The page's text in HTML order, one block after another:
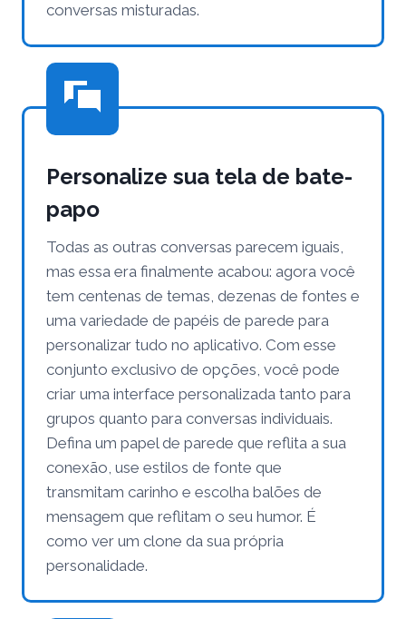
conversas misturadas.
Personalize sua tela de bate-
papo
Todas as outras conversas parecem iguais,
mas essa era finalmente acabou: agora você
tem centenas de temas, dezenas de fontes e
uma variedade de papéis de parede para
personalizar tudo no aplicativo. Com esse
conjunto exclusivo de opções, você pode
criar uma interface personalizada tanto para
grupos quanto para conversas individuais.
Defina um papel de parede que reflita a sua
conexão, use estilos de fonte que
transmitam carinho e escolha balões de
mensagem que reflitam o seu humor. É
como ver um clone da sua própria
personalidade.